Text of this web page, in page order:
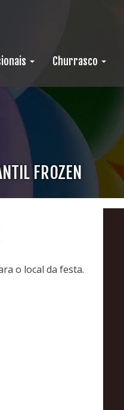
Churrasco
FROZEN
o local da festa.